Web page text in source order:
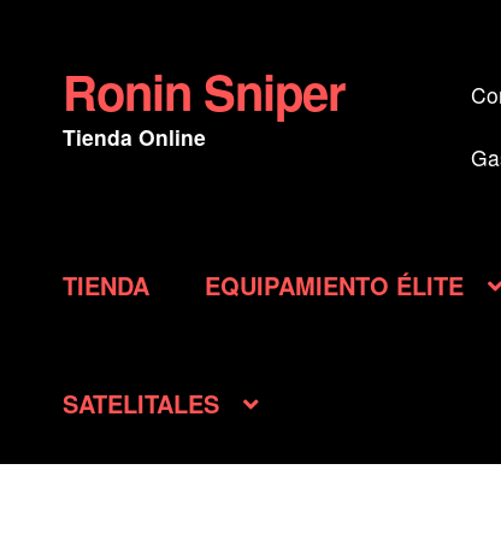
Ir
a
la
Ir
al
contenido
Ronin Sniper
Tienda Online
TIENDA EQUIPAMIENTO ÉLITE
SATELITALES